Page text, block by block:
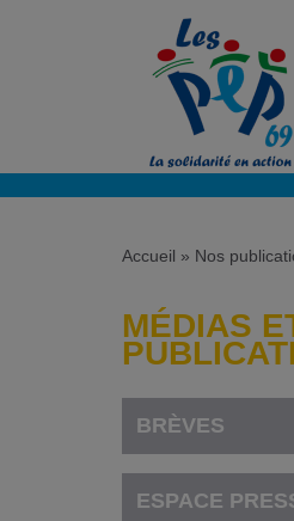
Accueil » Nos
MÉDIAS
BRÈVES
ESPACE